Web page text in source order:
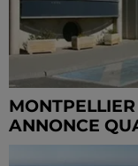
ANNONCE